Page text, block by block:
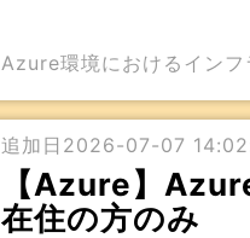
Azure環境におけるインフ
追加日2026-07-07
【Azure】
在住の方のみ